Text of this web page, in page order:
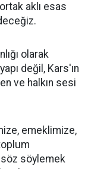
aklı esas
olarak
değil, Kars'ın
ve halkın sesi
emeklimize,
söz söylemek